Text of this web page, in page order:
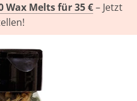
Wax Melts für 35 €– Jetzt